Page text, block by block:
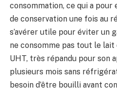
consommation, ce qui a pour
de conservation une fois au
s’avérer utile pour éviter un
ne consomme pas tout le lait
UHT, très répandu pour son
plusieurs mois sans
besoin d’être bouilli avant